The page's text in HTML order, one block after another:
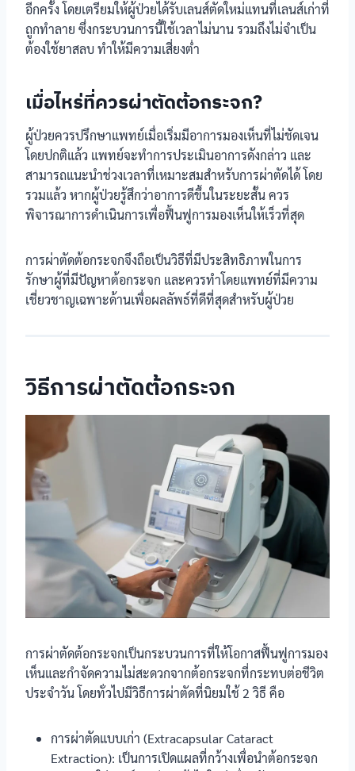
อีกครั้ง โดยเตรียมให้ผู้ป่วยได้รับเลนส์ตัดใหม่แทนที่เลนส์เก่าที่
ถูกทำลาย ซึ่งกระบวนการนี้ใช้เวลาไม่นาน รวมถึงไม่จำเป็น
ต้องใช้ยาสลบ ทำให้มีความเสี่ยงต่ำ
เมื่อไหร่ที่ควรผ่าตัดต้อกระจก?
ผู้ป่วยควรปรึกษาแพทย์เมื่อเริ่มมีอาการมองเห็นที่ไม่ชัดเจน
โดยปกติแล้ว แพทย์จะทำการประเมินอาการดังกล่าว และ
สามารถแนะนำช่วงเวลาที่เหมาะสมสำหรับการผ่าตัดได้ โดย
รวมแล้ว หากผู้ป่วยรู้สึกว่าอาการดีขึ้นในระยะสั้น ควร
พิจารณาการดำเนินการเพื่อฟื้นฟูการมองเห็นให้เร็วที่สุด
การผ่าตัดต้อกระจกจึงถือเป็นวิธีที่มีประสิทธิภาพในการ
รักษาผู้ที่มีปัญหาต้อกระจก และควรทำโดยแพทย์ที่มีความ
เชี่ยวชาญเฉพาะด้านเพื่อผลลัพธ์ที่ดีที่สุดสำหรับผู้ป่วย
วิธีการผ่าตัดต้อกระจก
การผ่าตัดต้อกระจกเป็นกระบวนการที่ให้โอกาสฟื้นฟูการมอง
เห็นและกำจัดความไม่สะดวกจากต้อกระจกที่กระทบต่อชีวิต
ประจำวัน โดยทั่วไปมีวิธีการผ่าตัดที่นิยมใช้ 2 วิธี คือ
การผ่าตัดแบบเก่า (Extracapsular Cataract
Extraction): เป็นการเปิดแผลที่กว้างเพื่อนำต้อกระจก